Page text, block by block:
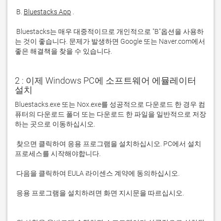
B. Bluestacks App
는 것이 좋습니다. 문제가 발생하면 Google 또는 Naver.com에서
좋은 해결책을 찾을 수 있습니다.
2 : 이제 Windows PC에 소프트웨어 에뮬레이터
설치
Bluestacks.exe 또는 Nox.exe를 성공적으로 다운로드 한 경우 컴
퓨터의 다운로드 폴더 또는 다운로드 한 파일을 일반적으로 저장